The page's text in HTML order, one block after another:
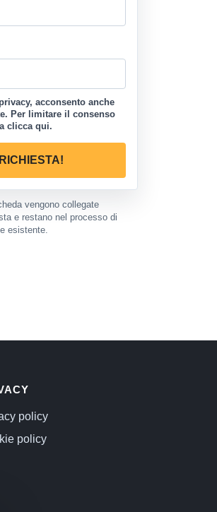
acconsento anche
Per limitare il consenso
clicca qui.
vengono collegate
e restano nel processo di
esistente.
policy
policy